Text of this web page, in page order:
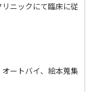
ニックにて臨床に従
ートバイ、絵本蒐集